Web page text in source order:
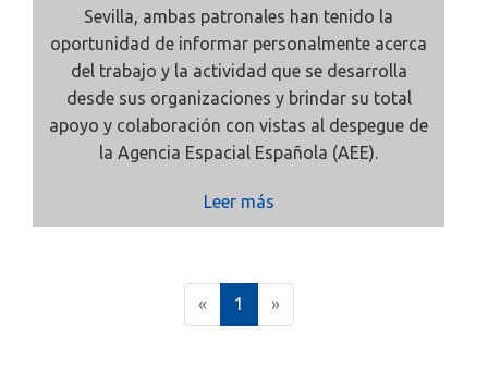
Sevilla, ambas patronales han tenido la
oportunidad de informar personalmente acerca
del trabajo y la actividad que se desarrolla
desde sus organizaciones y brindar su total
apoyo y colaboración con vistas al despegue de
la Agencia Espacial Española (AEE).
Leer más
« 1
c
»